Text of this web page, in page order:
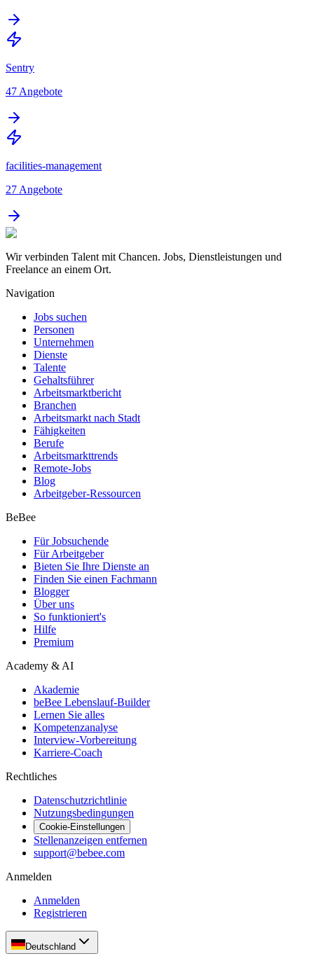
Sentry
47 Angebote
facilities-management
27 Angebote
Wir verbinden Talent mit Chancen. Jobs, Dienstleistungen und
Freelance an einem Ort.
Navigation
Jobs suchen
Personen
Unternehmen
Dienste
Talente
Gehaltsführer
Arbeitsmarktbericht
Branchen
Arbeitsmarkt nach Stadt
Fähigkeiten
Berufe
Arbeitsmarkttrends
Remote-Jobs
Blog
Arbeitgeber-Ressourcen
BeBee
Für Jobsuchende
Für Arbeitgeber
Bieten Sie Ihre Dienste an
Finden Sie einen Fachmann
Blogger
Über uns
So funktioniert's
Hilfe
Premium
Academy & AI
Akademie
beBee Lebenslauf-Builder
Lernen Sie alles
Kompetenzanalyse
Interview-Vorbereitung
Karriere-Coach
Rechtliches
Datenschutzrichtlinie
Nutzungsbedingungen
Cookie-Einstellungen
Stellenanzeigen entfernen
support@bebee.com
Anmelden
Anmelden
Registrieren
Deutschland